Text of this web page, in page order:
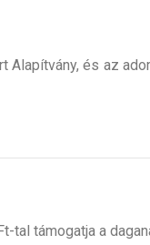
Alapítvány, és az
támogatja a